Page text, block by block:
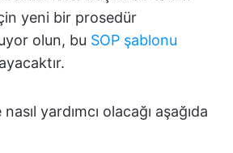
yeni bir prosedür
olun, bu SOP şablonu
yardımcı olacağı aşağıda